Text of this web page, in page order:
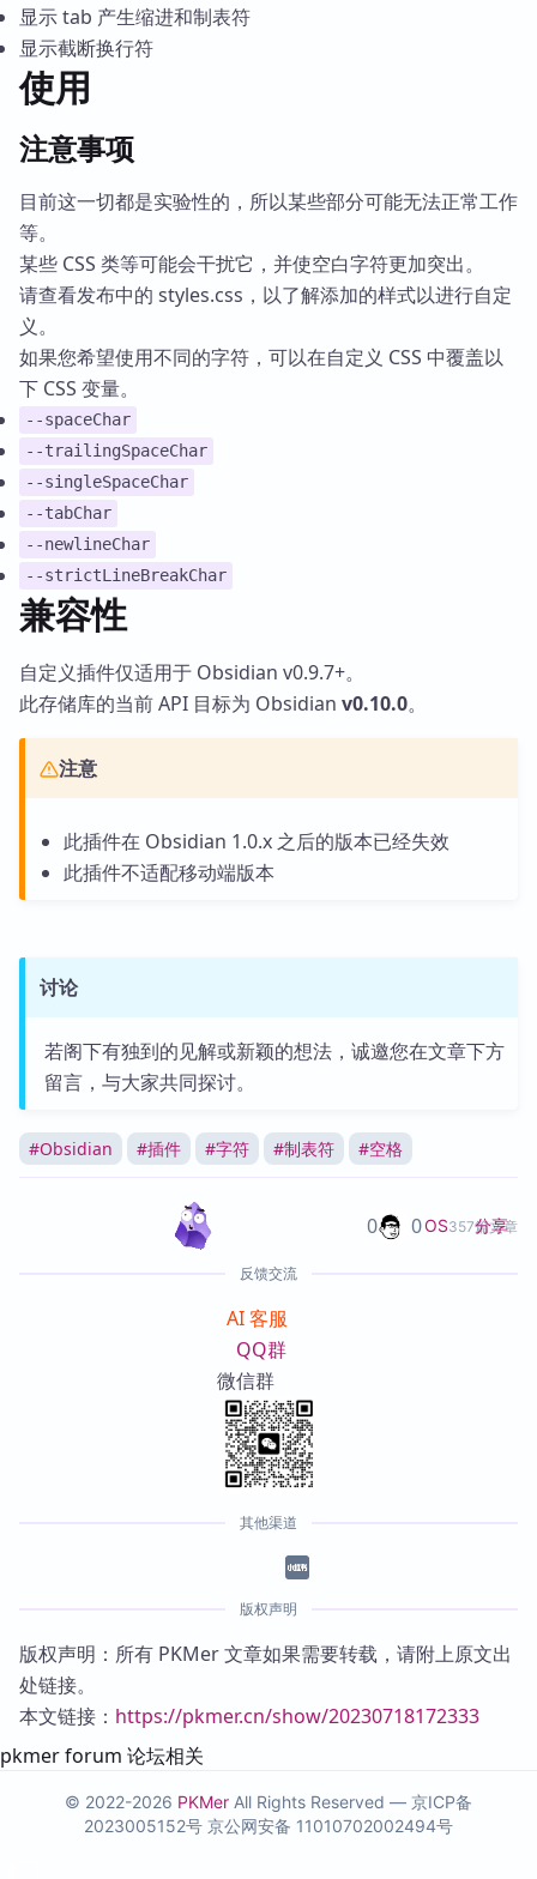
显示 tab 产生缩进和制表符
显示截断换行符
使用
注意事项
目前这一切都是实验性的，所以某些部分可能无法正常工作
等。
某些 CSS 类等可能会干扰它，并使空白字符更加突出。
请查看发布中的 styles.css，以了解添加的样式以进行自定
义。
如果您希望使用不同的字符，可以在自定义 CSS 中覆盖以
下 CSS 变量。
--spaceChar
--trailingSpaceChar
--singleSpaceChar
--tabChar
--newlineChar
--strictLineBreakChar
兼容性
自定义插件仅适用于 Obsidian v0.9.7+。
此存储库的当前 API 目标为 Obsidian v0.10.0。
注意
此插件在 Obsidian 1.0.x 之后的版本已经失效
此插件不适配移动端版本
讨论
若阁下有独到的见解或新颖的想法，诚邀您在文章下方
留言，与大家共同探讨。
#Obsidian #插件 #字符 #制表符 #空格
OS357篇文章
0 0 分享
反馈交流
AI 客服
QQ群
微信群
其他渠道
版权声明
版权声明：所有 PKMer 文章如果需要转载，请附上原文出
处链接。
本文链接： https://pkmer.cn/show/20230718172333
pkmer forum 论坛相关
© 2022-2026 PKMer All Rights Reserved — 京ICP备
2023005152号 京公网安备 11010702002494号